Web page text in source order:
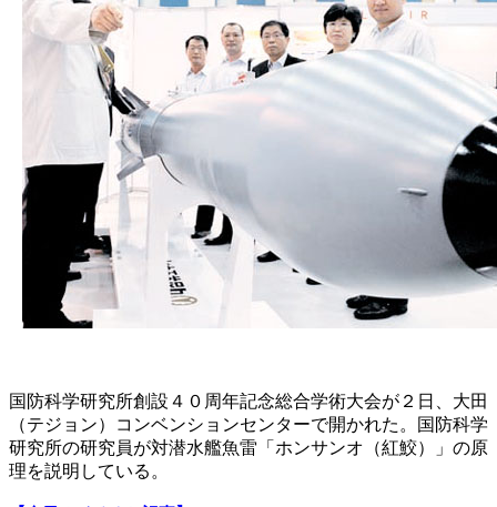
国防科学研究所創設４０周年記念総合学術大会が２日、大田
（テジョン）コンベンションセンターで開かれた。国防科学
研究所の研究員が対潜水艦魚雷「ホンサンオ（紅鮫）」の原
理を説明している。